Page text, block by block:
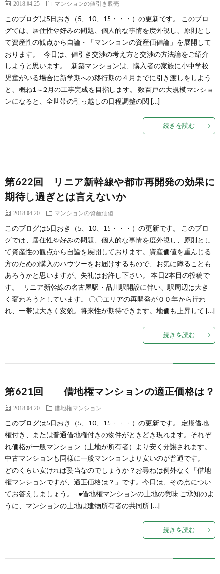
2018.04.25 マンションの値引き販売
このブログは5日おき（5、10、15・・・）の更新です。 このブロ
グでは、居住性や好みの問題、個人的な事情を度外視し、原則とし
て資産性の観点から自論・「マンションの資産価値論」を展開して
おります。 今日は、値引き交渉の考え方と交渉の方法論をご紹介
しようと思います。 新築マンションは、購入者の家族に小中学校
児童がいる場合に新学期への移行期の４月までに引き渡しをしよう
と、概ね1～2月の工事完成を目指します。 数百戸の大規模マンショ
ンになると、全世帯の引っ越しの日程調整の関 […]
続きを読む
第622回 リニア新幹線や都市再開発の効果に
期待し過ぎとは言えないか
2018.04.20 マンションの資産価値
このブログは5日おき（5、10、15・・・）の更新です。 このブロ
グでは、居住性や好みの問題、個人的な事情を度外視し、原則とし
て資産性の観点から自論を展開しております。資産価値を重んじる
方のための購入のハウツーをお届けするもので、お気に障ることも
あろうかと思いますが、失礼はお許し下さい。 本日2本目の投稿で
す。 リニア新幹線の名古屋駅・品川駅開設に伴い、駅周辺は大き
く変わろうとしています。 〇〇エリアの再開発が００年から行わ
れ、一帯は大きく変貌。将来性が期待できます。地価も上昇して […]
続きを読む
第621回 借地権マンションの適正価格は？
2018.04.20 借地権マンション
このブログは5日おき（5、10、15・・・）の更新です。 定期借地
権付き、または普通借地権付きの物件がときどき現れます。それぞ
れ価格が一般マンション（土地が所有者）より安く分譲されます。
中古マンションも同様に一般マンションより安いのが普通です。
どのくらい安ければ妥当なのでしょうか？お尋ねは例外なく「借地
権マンションですが、適正価格は？」です。今日は、その点につい
てお答えしましょう。 ●借地権マンションの土地の意味 ご承知のよ
うに、マンションの土地は建物所有者の共同所 […]
続きを読む